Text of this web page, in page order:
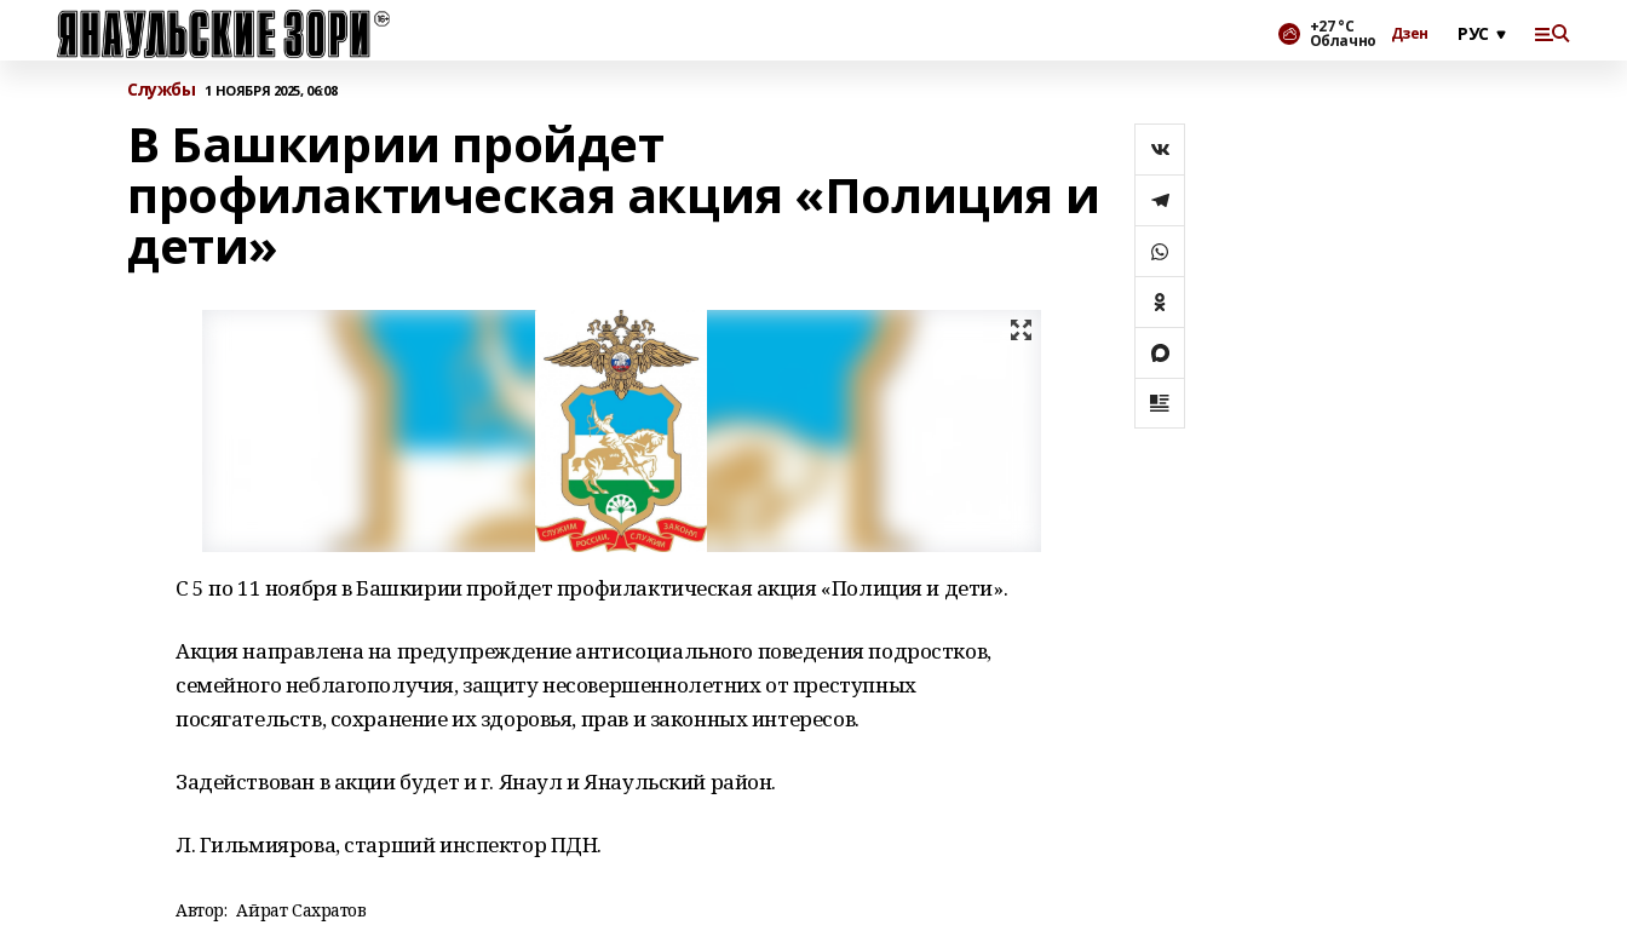
+27 °С
Облачно Дзен
Службы 1 НОЯБРЯ 2025, 06:08
В Башкирии пройдет
профилактическая акция «Полиция и
дети»
С 5 по 11 ноября в Башкирии пройдет профилактическая акция «Полиция и дети».
Акция направлена на предупреждение антисоциального поведения подростков,
семейного неблагополучия, защиту несовершеннолетних от преступных
посягательств, сохранение их здоровья, прав и законных интересов.
Задействован в акции будет и г. Янаул и Янаульский район.
Л. Гильмиярова, старший инспектор ПДН.
Автор: Айрат Сахратов